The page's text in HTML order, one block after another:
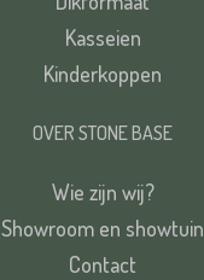
Kasseien
Kinderkoppen
OVER STONE BASE
Wie zijn wij?
Showroom en showtuin
Contact